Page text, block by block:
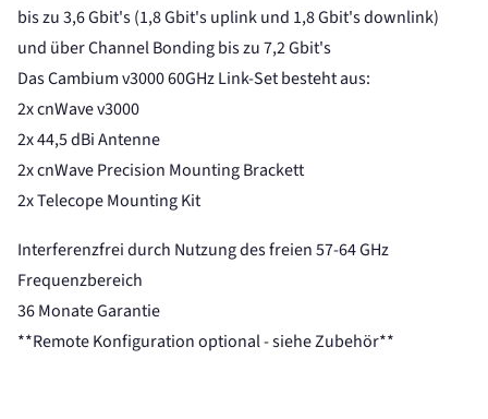
bis zu 3,6 Gbit's (1,8 Gbit's uplink und 1,8 Gbit's downlink)
und über Channel Bonding bis zu 7,2 Gbit's
Das Cambium v3000 60GHz Link-Set besteht aus:
2x cnWave v3000
2x 44,5 dBi Antenne
2x cnWave Precision Mounting Brackett
2x Telecope Mounting Kit
Interferenzfrei durch Nutzung des freien 57-64 GHz
Frequenzbereich
36 Monate Garantie
**Remote Konfiguration optional - siehe Zubehör**